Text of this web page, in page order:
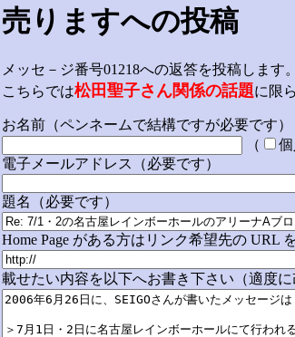
売りますへの投稿
メッセ－ジ番号01218への返答を投稿します。
こちらでは松田聖子さん関係の話題に限
お名前（ペンネームで結構ですが必要です）
（
個
電子メールアドレス（必要です）
題名（必要です）
Home Page がある方はリンク希望先の URL
載せたい内容を以下へお書き下さい（適度